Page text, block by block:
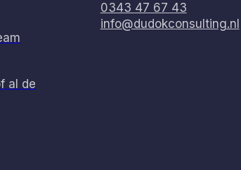
al de
0343 47 67 43
info@dudokconsulting.nl